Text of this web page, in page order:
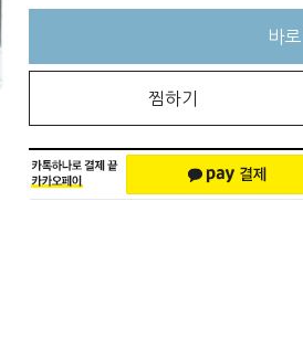
바
찜하기